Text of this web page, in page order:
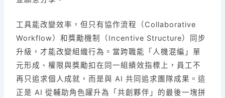
工具能改變效率，但只有協作流程（Collaborative
Workflow）和獎勵機制（Incentive Structure）同步
升級，才能改變組織行為。當跨職能「人機混編」單
元形成、權限與獎勵扣在同一組績效指標上，員工不
再只追求個人成就，而是與 AI 共同追求團隊成果。這
正是 AI 從輔助角色躍升為「共創夥伴」的最後一塊拼